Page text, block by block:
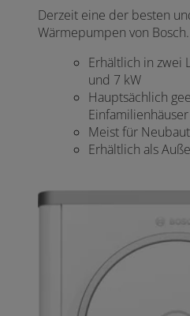
Derzeit eine der besten
Wärmepumpen von Bosch.
Erhältlich in zwei
und 7 kW
Hauptsächlich
Einfamilienhäuser
Meist für
Erhältlich als